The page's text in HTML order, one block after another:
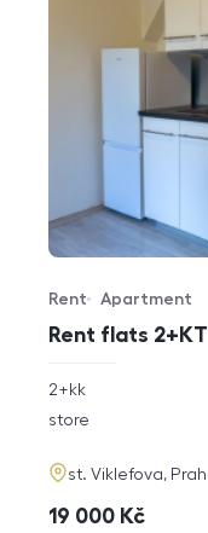
Rent flats
Offer type
Rent
Property type
Apartment
rozměry
disposition
2+kk
funkce
store
adresa
st. Viklefova,
cena
19 000 Kč